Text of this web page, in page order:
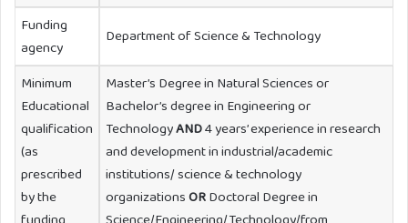
Funding
agency
Department of Science & Technology
Minimum
Educational
qualification
(as
prescribed
by the
Master’s Degree in Natural Sciences or
Bachelor’s degree in Engineering or
TechnologyAND4 years’ experience in research
and development in industrial/academic
institutions/ science & technology
organizationsORDoctoral Degree in